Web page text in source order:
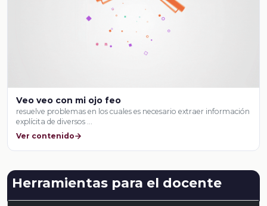
Veo veo con mi ojo feo
resuelve problemas en los cuales es necesario extraer información
explícita de diversos …
Ver contenido
Herramientas para el docente